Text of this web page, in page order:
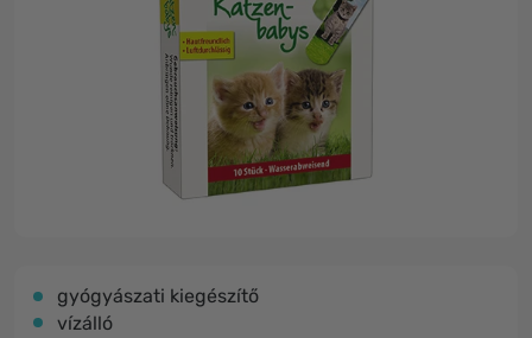
gyógyászati kiegészítő
vízálló